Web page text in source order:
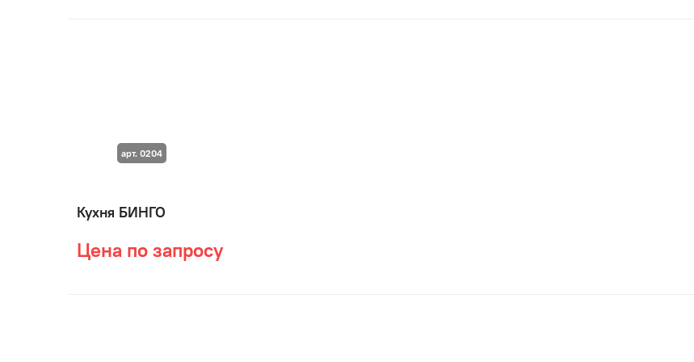
Кухня БИНГО
Цена по запросу
арт. 0204